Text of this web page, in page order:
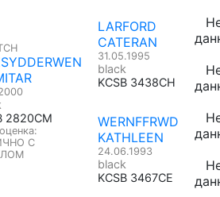
2820CM
С
LARFORD
CATERAN
31.05.1995
black
KCSB 3438CH
WERNFFRWD
KATHLEEN
24.06.1993
black
KCSB 3467CE